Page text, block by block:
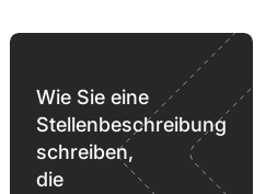
Zeit im qualifizierten
Wie Sie eine
Stellenbeschreibung
schreiben,
die